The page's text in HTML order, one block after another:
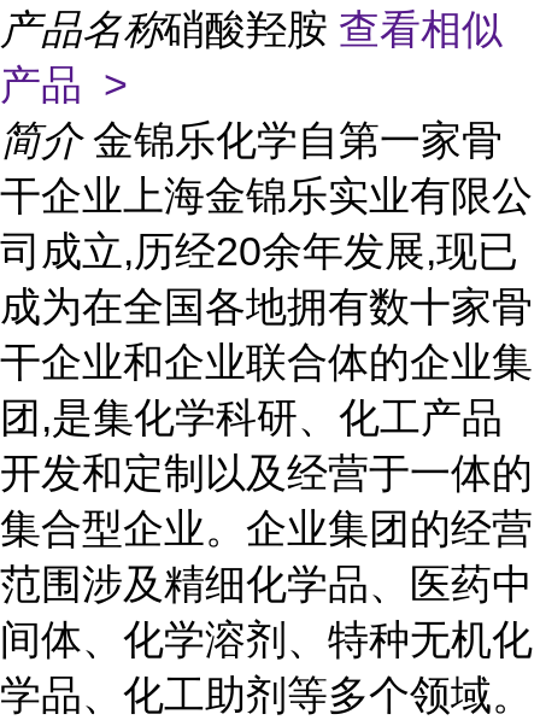
产品名称硝酸羟胺 查看相似
产品 >
简介 金锦乐化学自第一家骨
干企业上海金锦乐实业有限公
司成立,历经20余年发展,现已
成为在全国各地拥有数十家骨
干企业和企业联合体的企业集
团,是集化学科研、化工产品
开发和定制以及经营于一体的
集合型企业。企业集团的经营
范围涉及精细化学品、医药中
间体、化学溶剂、特种无机化
学品、化工助剂等多个领域。